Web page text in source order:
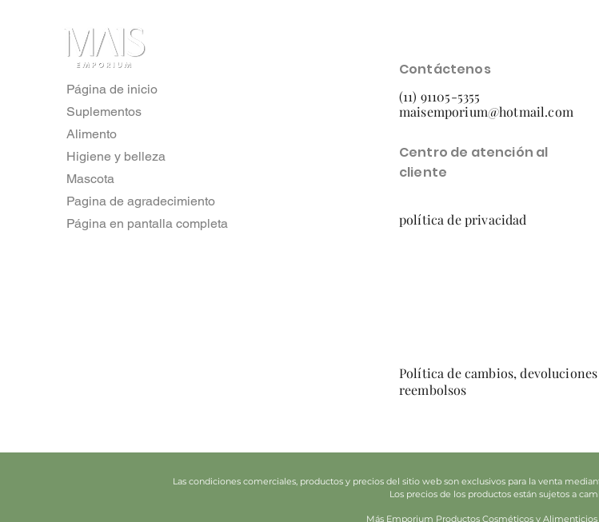
Página de inicio
Suplementos
Alimento
Higiene y belleza
Mascota
Pagina de agradecimiento
Página en pantalla completa
Contáctenos
(11) 91105-5355
maisemporium@hotmail.com
Centro de atención al
cliente
política de privacidad
Política de cambios,
reembolsos
Las condiciones comerciales, productos y precios del sitio web son exclusivos para la venta
Los precios de los productos están sujetos a
Más Emporium Productos Cosméticos y Alimenticios